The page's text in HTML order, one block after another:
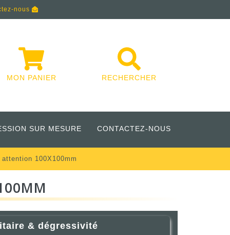
nous
MON PANIER RECHERCHER
SUR MESURE CONTACTEZ-NOUS
100X100mm
& dégressivité